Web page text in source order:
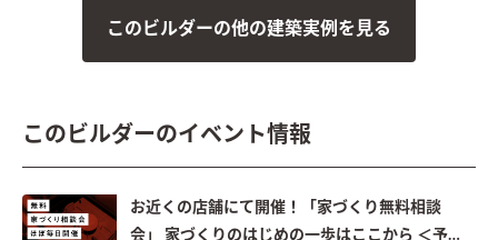
このビルダーの他の建築実例を見る
このビルダーのイベント情報
お近くの店舗にて開催！「家づくり無料相談
会」 家づくりのはじめの一歩はここから ＜予約